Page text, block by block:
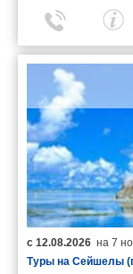
с 12.08.2026 на 7
Туры на Сейшелы